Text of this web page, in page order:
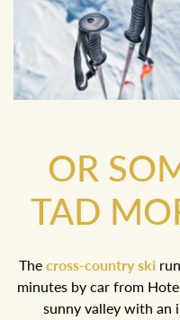
OR
TAD
The cross-country ski
minutes by car from
sunny valley with an